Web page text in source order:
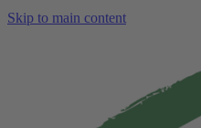
Skip to main content